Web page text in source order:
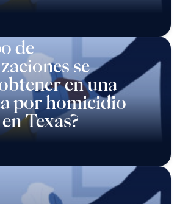
de
se
en una
por homicidio
Texas?